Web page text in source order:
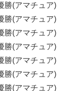
勝(アマチュア)
勝(アマチュア)
勝(アマチュア)
勝(アマチュア)
勝(アマチュア)
勝(アマチュア)
勝(アマチュア)